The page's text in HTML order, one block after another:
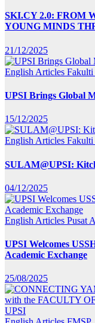
SKI.CY 2.0: FROM
YOUNG MINDS
21/12/2025
English Articles Fakulti
UPSI Brings Global
15/12/2025
English Articles Fakulti
SULAM@UPSI:
04/12/2025
English Articles Pusat
UPSI Welcomes
Academic Exchange
25/08/2025